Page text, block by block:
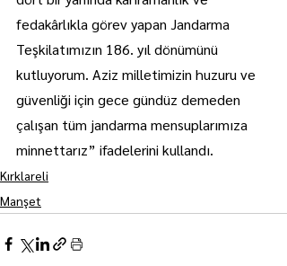
fedakârlıkla görev yapan Jandarma
Teşkilatımızın 186. yıl dönümünü
kutluyorum. Aziz milletimizin huzuru ve
güvenliği için gece gündüz demeden
çalışan tüm jandarma mensuplarımıza
minnettarız” ifadelerini kullandı.
Kırklareli
Manşet